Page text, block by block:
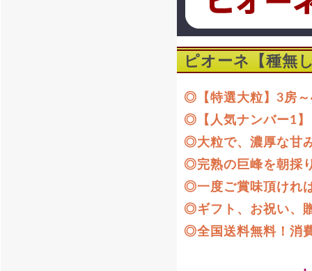
ピオーネ【種無
◎【特選大粒】3房
◎【人気ナンバー1】
◎大粒で、濃厚な甘
◎完熟の巨峰を朝採
◎一度ご賞味頂けれ
◎ギフト、お祝い、
◎全国送料無料！消